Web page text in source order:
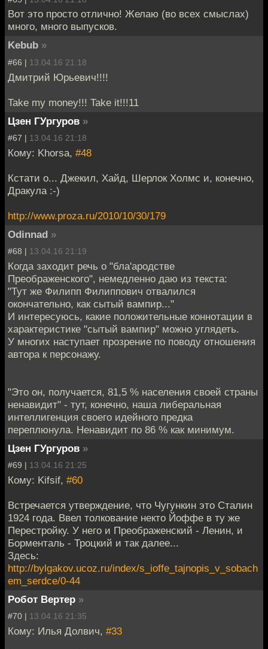
Вот это просто отлично! Желаю (во всех смыслах)
много, много выпусков.
Kebub »
#66 | 13.04.16 21:18
Дмитрий Юрьевич!!!!
Take my money!!! Take it!!!11
Цзен ГУргуров »
#67 | 13.04.16 21:18
Кому: Khorsa, #48
Кстати о... Джекил, Хайд, Шерлок Холмс и, конечно,
Дракула :-)
http://www.proza.ru/2010/10/30/179
Odinnad »
#68 | 13.04.16 21:19
Когда заходит речь о "бла'ародстве
Преображенского", немедленно даю из текста:
"Тут же Филипп Филиппович отвалился
окончательно, как сытый вампир..."
И интересуюсь, какие положительные коннотации в
характеристике "сытый вампир" можно углядеть.
У многих наступает прозрение по поводу отношения
автора к персонажу.
"Это он, получается, 81,5 % населения своей страны
ненавидит" - тут, конечно, наша либеральная
интеллигенция своего идейного предка
переплюнула. Ненавидит по 86 % как минимум.
Цзен ГУргуров »
#69 | 13.04.16 21:25
Кому: Kifsif, #60
Встречается утверждение, что Чугункин это Сталин
1924 года. Ввел толкование некто Йоффе в ту же
Перестройку. У него и Преображенский - Ленин, и
Борменталь - Троцкий и так далее...
Здесь:
http://bylgakov.ucoz.ru/index/s_ioffe_tajnopis_v_sobach
em_serdce/0-44
Робот Вертер »
#70 | 13.04.16 21:35
Кому: Илья Долвич, #33